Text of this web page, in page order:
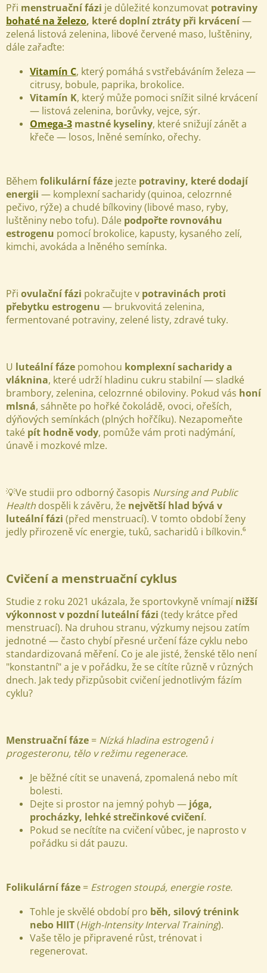
Při menstruační fázi je důležité konzumovat potraviny
bohaté na železo, které doplní ztráty při krvácení—
zelená listová zelenina, libové červené maso, luštěniny,
dále zařaďte:
Vitamín C, který pomáhá s vstřebáváním železa —
citrusy, bobule, paprika, brokolice.
Vitamín K, který může pomoci snížit silné krvácení
— listová zelenina, borůvky, vejce, sýr.
Omega-3 mastné kyseliny, které snižují zánět a
křeče — losos, lněné semínko, ořechy.
Během folikulární fáze jezte potraviny, které dodají
energii — komplexní sacharidy (quinoa, celozrnné
pečivo, rýže) a chudé bílkoviny (libové maso, ryby,
luštěniny nebo tofu). Dále podpořte rovnováhu
estrogenu pomocí brokolice, kapusty, kysaného zelí,
kimchi, avokáda a lněného semínka.
Při ovulační fázi pokračujte v potravinách proti
přebytku estrogenu — brukvovitá zelenina,
fermentované potraviny, zelené listy, zdravé tuky.
U luteální fáze pomohou komplexní sacharidy a
vláknina, které udrží hladinu cukru stabilní — sladké
brambory, zelenina, celozrnné obiloviny. Pokud vás honí
mlsná, sáhněte po hořké čokoládě, ovoci, ořeších,
dýňových semínkách (plných hořčíku). Nezapomeňte
také pít hodně vody, pomůže vám proti nadýmání,
únavě i mozkové mlze.
💡Ve studii pro odborný časopis Nursing and Public
Health dospěli k závěru, že největší hlad bývá v
luteální fázi (před menstruací). V tomto období ženy
jedly přirozeně víc energie, tuků, sacharidů i bílkovin.⁶
Cvičení a menstruační cyklus
Studie z roku 2021 ukázala, že sportovkyně vnímají nižší
výkonnost v pozdní luteální fázi (tedy krátce před
menstruací). Na druhou stranu, výzkumy nejsou zatím
jednotné — často chybí přesné určení fáze cyklu nebo
standardizovaná měření. Co je ale jisté, ženské tělo není
"konstantní" a je v pořádku, že se cítíte různě v různých
dnech. Jak tedy přizpůsobit cvičení jednotlivým fázím
cyklu?
Menstruační fáze = Nízká hladina estrogenů i
progesteronu, tělo v režimu regenerace.
Je běžné cítit se unavená, zpomalená nebo mít
bolesti.
Dejte si prostor na jemný pohyb — jóga,
procházky, lehké strečinkové cvičení.
Pokud se necítíte na cvičení vůbec, je naprosto v
pořádku si dát pauzu.
Folikulární fáze = Estrogen stoupá, energie roste.
Tohle je skvělé období pro běh, silový trénink
nebo HIIT(High-Intensity Interval Training).
Vaše tělo je připravené růst, trénovat i
regenerovat.